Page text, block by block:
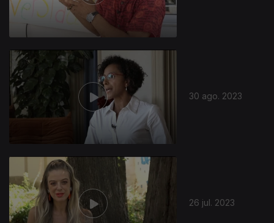
30 ago. 2023
26 jul. 2023